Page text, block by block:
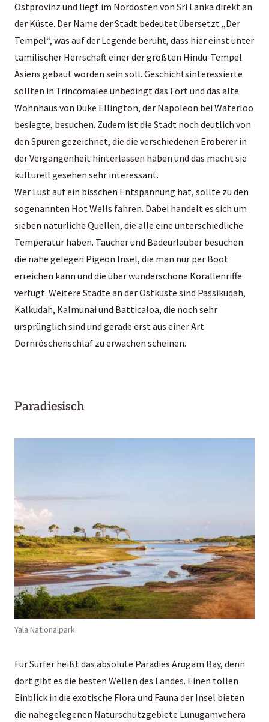
Ostprovinz und liegt im Nordosten von Sri Lanka direkt an
der Küste. Der Name der Stadt bedeutet übersetzt „Der
Tempel“, was auf der Legende beruht, dass hier einst unter
tamilischer Herrschaft einer der größten Hindu-Tempel
Asiens gebaut worden sein soll. Geschichtsinteressierte
sollten in Trincomalee unbedingt das Fort und das alte
Wohnhaus von Duke Ellington, der Napoleon bei Waterloo
besiegte, besuchen. Zudem ist die Stadt noch deutlich von
den Spuren gezeichnet, die die verschiedenen Eroberer in
der Vergangenheit hinterlassen haben und das macht sie
kulturell gesehen sehr interessant.
Wer Lust auf ein bisschen Entspannung hat, sollte zu den
sogenannten Hot Wells fahren. Dabei handelt es sich um
sieben natürliche Quellen, die alle eine unterschiedliche
Temperatur haben. Taucher und Badeurlauber besuchen
die nahe gelegen Pigeon Insel, die man nur per Boot
erreichen kann und die über wunderschöne Korallenriffe
verfügt. Weitere Städte an der Ostküste sind Passikudah,
Kalkudah, Kalmunai und Batticaloa, die noch sehr
ursprünglich sind und gerade erst aus einer Art
Dornröschenschlaf zu erwachen scheinen.
Paradiesisch
Yala Nationalpark
Für Surfer heißt das absolute Paradies Arugam Bay, denn
dort gibt es die besten Wellen des Landes. Einen tollen
Einblick in die exotische Flora und Fauna der Insel bieten
die nahegelegenen Naturschutzgebiete Lunugamvehera